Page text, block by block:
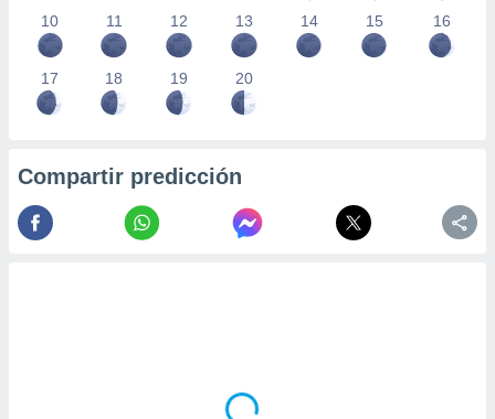
10 11 12 13 14 15 16
17 18 19 20
Compartir predicción